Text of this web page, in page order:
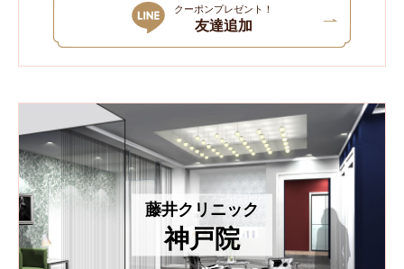
クーポンプレゼント！
友達追加
藤井クリニック
神戸院